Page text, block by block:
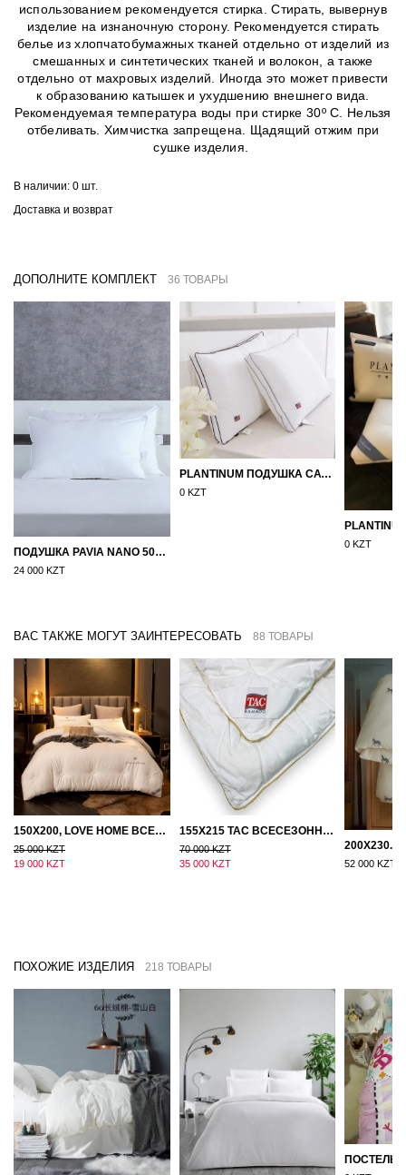
использованием рекомендуется стирка. Стирать, вывернув
изделие на изнаночную сторону. Рекомендуется стирать
белье из хлопчатобумажных тканей отдельно от изделий из
смешанных и синтетических тканей и волокон, а также
отдельно от махровых изделий. Иногда это может привести
к образованию катышек и ухудшению внешнего вида.
Рекомендуемая температура воды при стирке 30º C. Нельзя
отбеливать. Химчистка запрещена. Щадящий отжим при
сушке изделия.
В наличии: 0 шт.
Доставка и возврат
ДОПОЛНИТЕ КОМПЛЕКТ 36 ТОВАРЫ
ПОДУШКА PAVIA NANO 50X70
24 000 KZT
PLANTINUM ПОДУШКА САТИН, ШЕЛК 50Х70
0 KZT
0 KZT
ВАС ТАКЖЕ МОГУТ ЗАИНТЕРЕСОВАТЬ 88 ТОВАРЫ
150Х200, LOVE HOME ВСЕСЕЗОННОЕ ОДЕЯЛО ИЗ ХЛОПКА С НАПОЛНИТЕЛЕМ МИКРОГЕЛЬ
25 000 KZT
19 000 KZT
155Х215 TAC ВСЕСЕЗОННОЕ ХЛОПКОВОЕ ОДЕЯЛО ИЗ БАМБУКОВОГО ВОЛОКНА
70 000 KZT
35 000 KZT
52 000 KZT
ПОХОЖИЕ ИЗДЕЛИЯ 218 ТОВАРЫ